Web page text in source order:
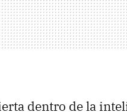
dentro de la